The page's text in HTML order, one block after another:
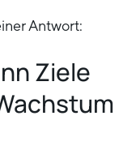
Antwort:
Ziele